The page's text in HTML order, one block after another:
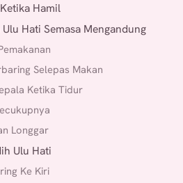
Hamil
Hati Semasa Mengandung
Selepas Makan
Ketika Tidur
Longgar
Ulu Hati
Ke Kiri